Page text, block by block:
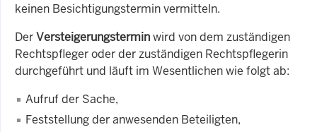
keinen Besichtigungstermin vermitteln.
DerVersteigerungsterminwird von dem zuständigen
Rechtspfleger oder der zuständigen Rechtspflegerin
durchgeführt und läuft im Wesentlichen wie folgt ab:
Aufruf der Sache,
Feststellung der anwesenden Beteiligten,